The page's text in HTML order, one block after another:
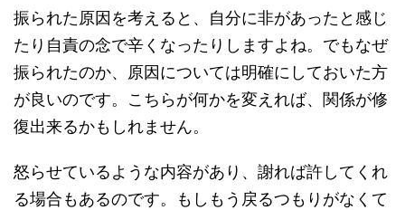
振られた原因を考えると、自分に非があったと感じ
たり自責の念で辛くなったりしますよね。でもなぜ
振られたのか、原因については明確にしておいた方
が良いのです。こちらが何かを変えれば、関係が修
復出来るかもしれません。
怒らせているような内容があり、謝れば許してくれ
る場合もあるのです。もしもう戻るつもりがなくて